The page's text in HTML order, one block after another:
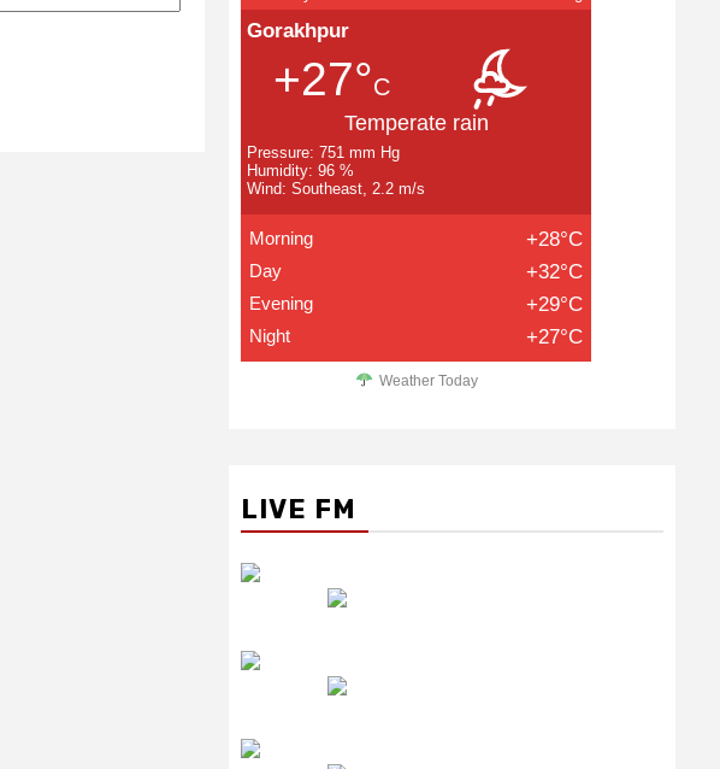
Gorakhpur
+27°C
Temperate rain
Pressure: 751 mm Hg
Humidity: 96 %
Wind: Southeast, 2.2 m/s
Morning +28°C
Day +32°C
Evening +29°C
Night +27°C
Weather Today
LIVE FM